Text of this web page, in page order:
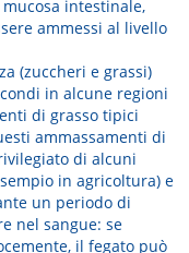
intestinale,
ammessi al livello
(zuccheri e grassi)
in alcune regioni
di grasso tipici
ammassamenti di
di alcuni
in agricoltura) e
un periodo di
nel sangue: se
il fegato può